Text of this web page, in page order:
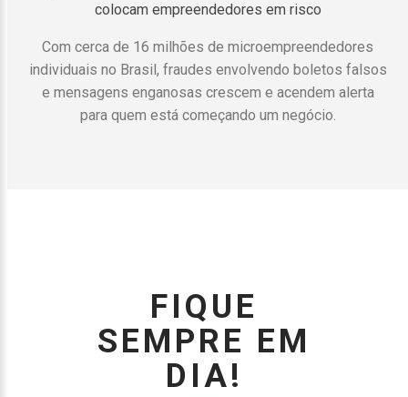
atendimento relativas ao Imposto de Renda
Contribuintes deverão utilizar os canais digitais para
obter cópia da declaração e recibo de entrega da DIRPF.
FIQUE
SEMPRE EM
DIA!